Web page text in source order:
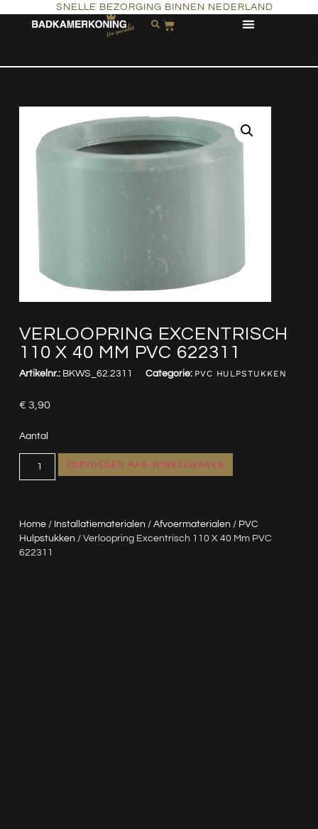
SNELLE BEZORGING BINNEN NEDERLAND
VERLOOPRING EXCENTRISCH
110 X 40 MM PVC 622311
Home/ Installatiematerialen / Afvoermaterialen / PVC
Hulpstukken / Verloopring Excentrisch 110 X 40 Mm PVC
622311
Artikelnr.: BKWS_62.2311 Categorie: PVC HULPSTUKKEN
€ 3,90
Aantal
TOEVOEGEN AAN WINKELWAGEN